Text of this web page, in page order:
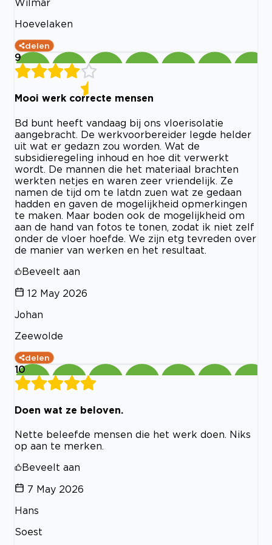
Wilmar
Hoevelaken
delen
9
Mooi werk correcte mensen
Bd bunt heeft vandaag bij ons vloerisolatie
aangebracht. De werkvoorbereider legde helder
uit wat er gedazn zou worden. Wat de
subsidieregeling inhoud en hoe dit verwerkt
wordt. De mannen die het materiaal brachten
werkten netjes en waren zeer vriendelijk. Ze
namen de tijd om te latdn zuen wat ze gedaan
hadden en gaven de mogelijkheid opmerkingen
te maken. Maar boden ook de mogelijkheid om
aan de hand van fotos te tonen, zodat ik niet zelf
onder de vloer hoefde. We zijn etg tevreden over
de manier van werken en het resultaat.
Beveelt aan
12 May 2026
Johan
Zeewolde
delen
10
Doen wat ze beloven.
Nette beleefde mensen die het werk doen. Niks
op aan te merken.
Beveelt aan
7 May 2026
Hans
Soest